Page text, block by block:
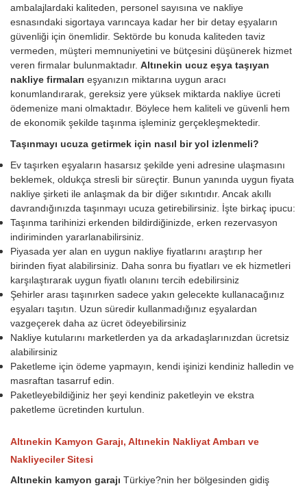
ambalajlardaki kaliteden, personel sayısına ve nakliye
esnasındaki sigortaya varıncaya kadar her bir detay eşyaların
güvenliği için önemlidir. Sektörde bu konuda kaliteden taviz
vermeden, müşteri memnuniyetini ve bütçesini düşünerek hizmet
veren firmalar bulunmaktadır. Altınekin ucuz eşya taşıyan
nakliye firmaları eşyanızın miktarına uygun aracı
konumlandırarak, gereksiz yere yüksek miktarda nakliye ücreti
ödemenize mani olmaktadır. Böylece hem kaliteli ve güvenli hem
de ekonomik şekilde taşınma işleminiz gerçekleşmektedir.
Taşınmayı ucuza getirmek için nasıl bir yol izlenmeli?
Ev taşırken eşyaların hasarsız şekilde yeni adresine ulaşmasını
beklemek, oldukça stresli bir süreçtir. Bunun yanında uygun fiyata
nakliye şirketi ile anlaşmak da bir diğer sıkıntıdır. Ancak akıllı
davrandığınızda taşınmayı ucuza getirebilirsiniz. İşte birkaç ipucu:
Taşınma tarihinizi erkenden bildirdiğinizde, erken rezervasyon
indiriminden yararlanabilirsiniz.
Piyasada yer alan en uygun nakliye fiyatlarını araştırıp her
birinden fiyat alabilirsiniz. Daha sonra bu fiyatları ve ek hizmetleri
karşılaştırarak uygun fiyatlı olanını tercih edebilirsiniz
Şehirler arası taşınırken sadece yakın gelecekte kullanacağınız
eşyaları taşıtın. Uzun süredir kullanmadığınız eşyalardan
vazgeçerek daha az ücret ödeyebilirsiniz
Nakliye kutularını marketlerden ya da arkadaşlarınızdan ücretsiz
alabilirsiniz
Paketleme için ödeme yapmayın, kendi işinizi kendiniz halledin ve
masraftan tasarruf edin.
Paketleyebildiğiniz her şeyi kendiniz paketleyin ve ekstra
paketleme ücretinden kurtulun.
Altınekin Kamyon Garajı, Altınekin Nakliyat Ambarı ve
Nakliyeciler Sitesi
Altınekin kamyon garajı Türkiye?nin her bölgesinden gidiş